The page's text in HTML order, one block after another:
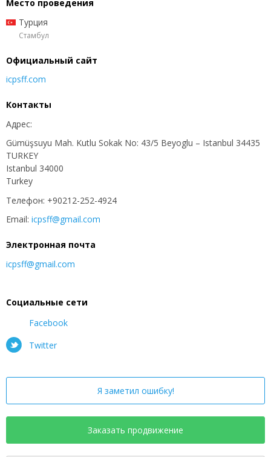
Место проведения
Турция
Стамбул
Официальный сайт
icpsff.com
Контакты
Адрес:
Gümüşsuyu Mah. Kutlu Sokak No: 43/5 Beyoglu – Istanbul 34435
TURKEY
Istanbul 34000
Turkey
Телефон: +90212-252-4924
Email: icpsff@gmail.com
Электронная почта
icpsff@gmail.com
Социальные сети
Facebook
Twitter
Я заметил ошибку!
Заказать продвижение